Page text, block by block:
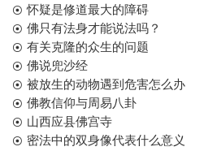
怀疑是修道最大的障碍
佛只有法身才能说法吗？
有关克隆的众生的问题
佛说兜沙经
被放生的动物遇到危害怎么办
佛教信仰与周易八卦
山西应县佛宫寺
密法中的双身像代表什么意义